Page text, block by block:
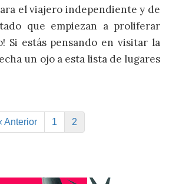
el viajero independiente y de
que empiezan a proliferar
Si estás pensando en visitar la
un ojo a esta lista de lugares
Anterior 1 2